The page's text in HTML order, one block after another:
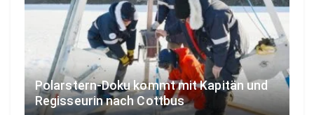
Polarstern-Doku kommt mit Kapitän und
Regisseurin nach Cottbus